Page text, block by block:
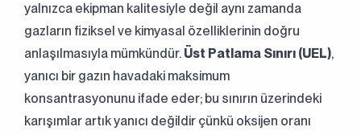
yalnızca ekipman kalitesiyle değil aynı zamanda
gazların fiziksel ve kimyasal özelliklerinin doğru
anlaşılmasıyla mümkündür. Üst Patlama Sınırı (UEL),
yanıcı bir gazın havadaki maksimum
konsantrasyonunu ifade eder; bu sınırın üzerindeki
karışımlar artık yanıcı değildir çünkü oksijen oranı